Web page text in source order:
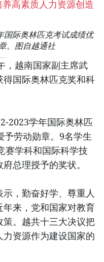
国际奥林匹克考试成绩优
。图自越通社
越南国家副主席武
国际奥林匹克奖和科
2023学年国际奥林匹
予劳动勋章。9名学生
赛学科和国际科学技
总理授予的奖状。
，勤奋好学、尊重人
来，党和国家对教育
。越共十三大决议把
资源作为建设国家的